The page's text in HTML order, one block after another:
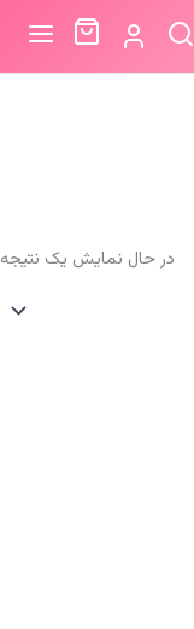
در حال نمایش یک نتیجه